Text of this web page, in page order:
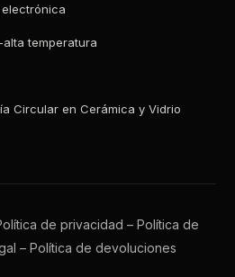
temperatura
Circular en Cerámica y Vidrio
de privacidad – Política de
– Política de devoluciones